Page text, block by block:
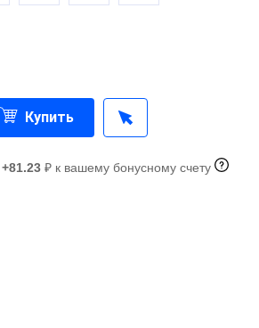
Купить
+81.23 ₽ к вашему бонусному счету